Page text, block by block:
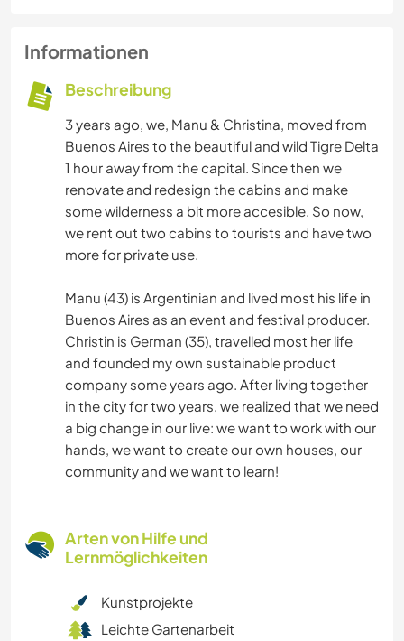
Informationen
Beschreibung
3 years ago, we, Manu & Christina, moved from
Buenos Aires to the beautiful and wild Tigre Delta
1 hour away from the capital. Since then we
renovate and redesign the cabins and make
some wilderness a bit more accesible. So now,
we rent out two cabins to tourists and have two
more for private use.
Manu (43) is Argentinian and lived most his life in
Buenos Aires as an event and festival producer.
Christin is German (35), travelled most her life
and founded my own sustainable product
company some years ago. After living together
in the city for two years, we realized that we need
a big change in our live: we want to work with our
hands, we want to create our own houses, our
community and we want to learn!
Arten von Hilfe und
Lernmöglichkeiten
Kunstprojekte
Leichte Gartenarbeit